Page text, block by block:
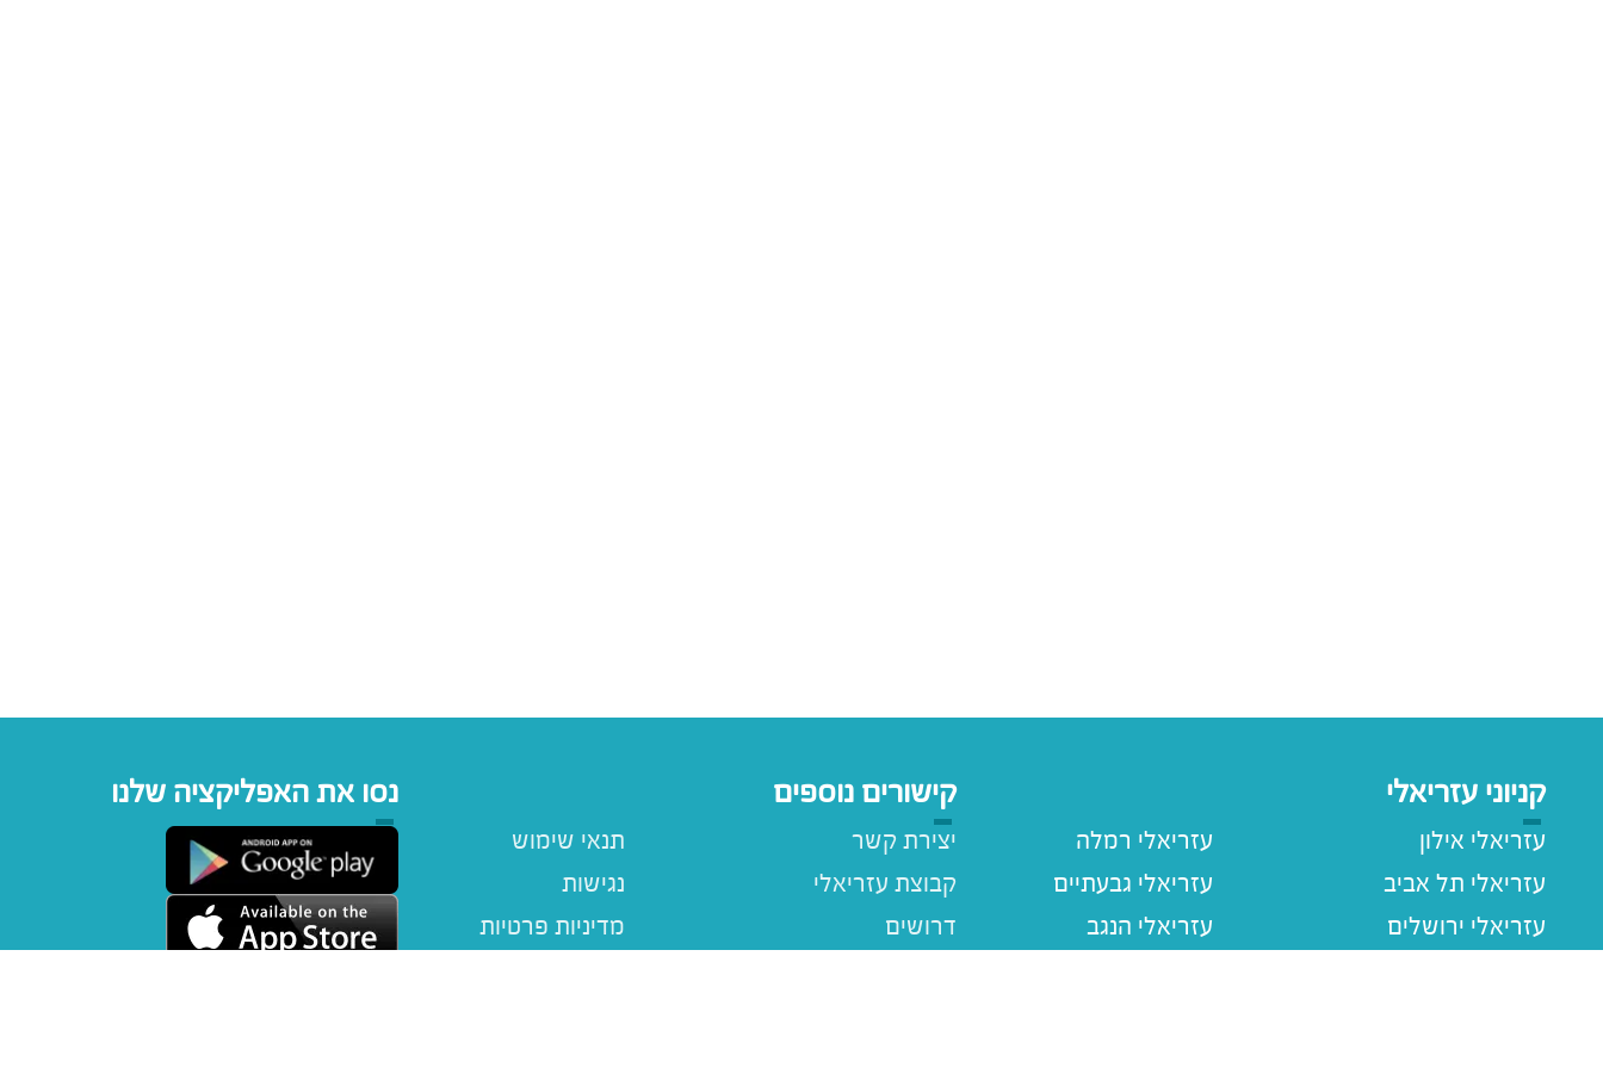
קניוני עזריאלי
עזריאלי אילון
עזריאלי תל אביב
עזריאלי ירושלים
עזריאלי רמלה
עזריאלי גבעתיים
עזריאלי הנגב
קישורים נוספים
תנאי שימוש
נגישות
מדיניות פרטיות
יצירת קשר
קבוצת עזריאלי
דרושים
נסו את האפליקציה שלנו